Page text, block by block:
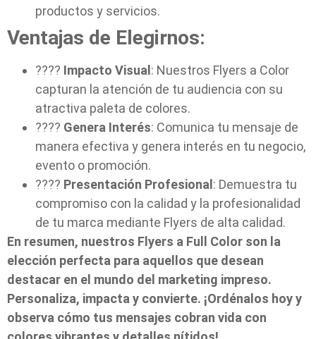
productos y servicios.
Ventajas de Elegirnos:
???? Impacto Visual : Nuestros Flyers a Color
capturan la atención de tu audiencia con su
atractiva paleta de colores.
???? Genera Interés: Comunica tu mensaje de
manera efectiva y genera interés en tu negocio,
evento o promoción.
???? Presentación Profesional : Demuestra tu
compromiso con la calidad y la profesionalidad
de tu marca mediante Flyers de alta calidad.
En resumen, nuestros Flyers a Full Color son la
elección perfecta para aquellos que desean
destacar en el mundo del marketing impreso.
Personaliza, impacta y convierte. ¡Ordénalos hoy y
observa cómo tus mensajes cobran vida con